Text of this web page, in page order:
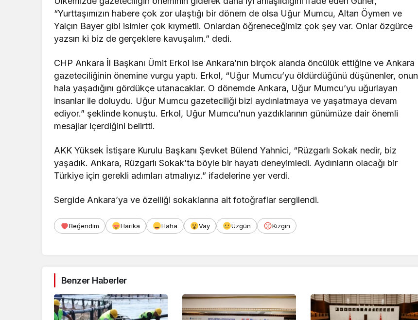
“Yurttaşımızın habere çok zor ulaştığı bir dönem de olsa Uğur Mumcu, Altan Öymen ve
Yalçın Bayer gibi isimler çok kıymetli. Onlardan öğreneceğimiz çok şey var. Onlar özgürce
yazsın ki biz de gerçeklere kavuşalım.” dedi.
CHP Ankara İl Başkanı Ümit Erkol ise Ankara’nın birçok alanda öncülük ettiğine ve Ankara
gazeteciliğinin önemine vurgu yaptı. Erkol, “Uğur Mumcu’yu öldürdüğünü düşünenler, onun
hala yaşadığını gördükçe utanacaklar. O dönemde Ankara, Uğur Mumcu’yu uğurlayan
insanlar ile doluydu. Uğur Mumcu gazeteciliği bizi aydınlatmaya ve yaşatmaya devam
ediyor.” şeklinde konuştu. Erkol, Uğur Mumcu’nun yazdıklarının günümüze dair önemli
mesajlar içerdiğini belirtti.
AKK Yüksek İstişare Kurulu Başkanı Şevket Bülend Yahnici, “Rüzgarlı Sokak nedir, biz
yaşadık. Ankara, Rüzgarlı Sokak’ta böyle bir hayatı deneyimledi. Aydınların olacağı bir
Türkiye için gerekli adımları atmalıyız.” ifadelerine yer verdi.
Sergide Ankara’ya ve özelliği sokaklarına ait fotoğraflar sergilendi.
Beğendim Harika Haha Vay Üzgün Kızgın
Benzer Haberler